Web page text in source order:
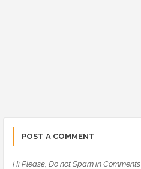
POST A COMMENT
Hi Please, Do not Spam in Comments